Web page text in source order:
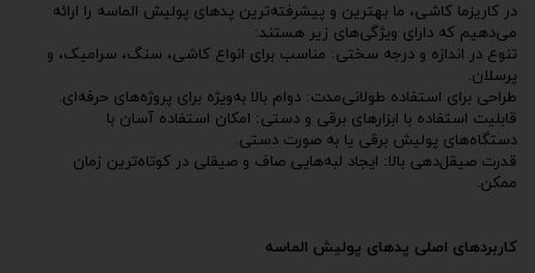
در کاریزما کاشی، ما بهترین و پیشرفته‌ترین پدهای پولیش الماسه را ارائه
می‌دهیم که دارای ویژگی‌های زیر هستند:
تنوع در اندازه و درجه سختی: مناسب برای انواع کاشی، سنگ، سرامیک، و
پرسلان.
طراحی برای استفاده طولانی‌مدت: دوام بالا به‌ویژه برای پروژه‌های حرفه‌ای.
قابلیت استفاده با ابزارهای برقی و دستی: امکان استفاده آسان با
دستگاه‌های پولیش برقی یا به صورت دستی.
قدرت صیقل‌دهی بالا: ایجاد لبه‌هایی صاف و صیقلی در کوتاه‌ترین زمان
ممکن.
کاربردهای اصلی پدهای پولیش الماسه